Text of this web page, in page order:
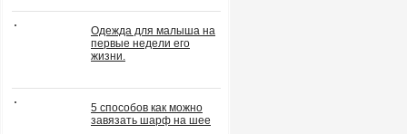
Одежда для малыша на
первые недели его
жизни.
5 способов как можно
завязать шарф на шее